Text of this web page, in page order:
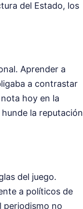
del Estado, los
Aprender a
a contrastar
hoy en la
la reputación
del juego.
a políticos de
periodismo no